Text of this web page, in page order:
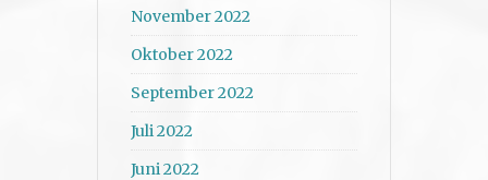
November 2022
Oktober 2022
September 2022
Juli 2022
Juni 2022